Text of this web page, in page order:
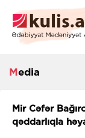
Media
Mir Cəfər
qəddarlıqla